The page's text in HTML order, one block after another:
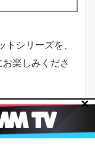
シリーズを、
楽しみくださ
見るなら ／
✕